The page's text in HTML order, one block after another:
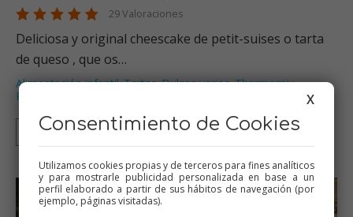
29 Valoraciones
Deliciosa y original cheescake de petit-suises o tarta
de queso , que os…
Alimentación infantil,Tartas,Dulces varios,Thermomix,
Recetas para cumpleaños
Thermomix Tradicional
X
Consentimiento de Cookies
Utilizamos cookies propias y de terceros para fines analíticos
y para mostrarle publicidad personalizada en base a un
perfil elaborado a partir de sus hábitos de navegación (por
ejemplo, páginas visitadas).